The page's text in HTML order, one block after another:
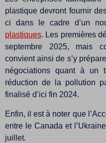
plastique devront fournir
ci dans le cadre d’un
plastiques. Les premières
septembre 2025, mais
convient ainsi de s’y
négociations quant à un
réduction de la pollution
finalisé d’ici fin 2024.
Enfin, il est à noter que
entre le Canada et
juillet.